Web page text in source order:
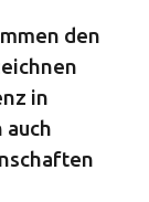
den
in
auch